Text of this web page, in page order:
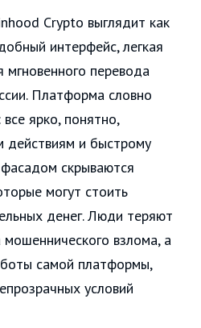
Crypto выглядит как
интерфейс, легкая
мгновенного перевода
Платформа словно
ярко, понятно,
действиям и быстрому
скрываются
могут стоить
денег. Люди теряют
мошеннического взлома, а
самой платформы,
условий